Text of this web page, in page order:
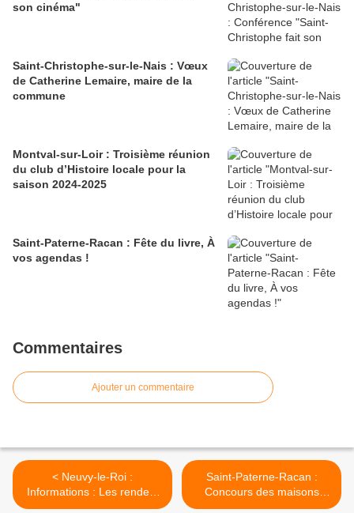
son cinéma"
Saint-Christophe-sur-le-Nais : Vœux
de Catherine Lemaire, maire de la
commune
Montval-sur-Loir : Troisième réunion
du club d’Histoire locale pour la
saison 2024-2025
Saint-Paterne-Racan : Fête du livre, À
vos agendas !
Commentaires
Ajouter un commentaire
< Neuvy-le-Roi :
Informations : Les rendez-
vous à Neuvy
Saint-Paterne-Racan :
Concours des maisons
fleuries 2018 >